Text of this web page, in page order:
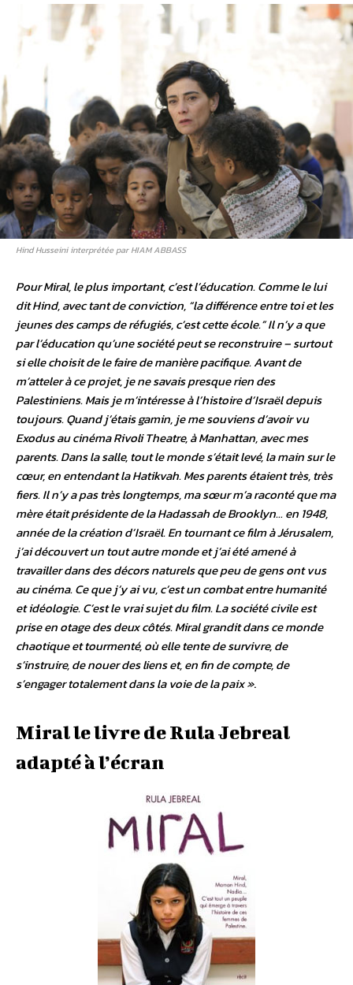
Hind Husseini interprétée par HIAM ABBASS
Pour Miral, le plus important, c’est l’éducation. Comme le lui
dit Hind, avec tant de conviction, “la différence entre toi et les
jeunes des camps de réfugiés, c’est cette école.” Il n’y a que
par l’éducation qu’une société peut se reconstruire – surtout
si elle choisit de le faire de manière pacifique. Avant de
m’atteler à ce projet, je ne savais presque rien des
Palestiniens. Mais je m’intéresse à l’histoire d’Israël depuis
toujours. Quand j’étais gamin, je me souviens d’avoir vu
Exodus au cinéma Rivoli Theatre, à Manhattan, avec mes
parents. Dans la salle, tout le monde s’était levé, la main sur le
cœur, en entendant la Hatikvah. Mes parents étaient très, très
fiers. Il n’y a pas très longtemps, ma sœur m’a raconté que ma
mère était présidente de la Hadassah de Brooklyn… en 1948,
année de la création d’Israël. En tournant ce film à Jérusalem,
j’ai découvert un tout autre monde et j’ai été amené à
travailler dans des décors naturels que peu de gens ont vus
au cinéma. Ce que j’y ai vu, c’est un combat entre humanité
et idéologie. C’est le vrai sujet du film. La société civile est
prise en otage des deux côtés. Miral grandit dans ce monde
chaotique et tourmenté, où elle tente de survivre, de
s’instruire, de nouer des liens et, en fin de compte, de
s’engager totalement dans la voie de la paix ».
Miral le livre de Rula Jebreal
adapté à l’écran